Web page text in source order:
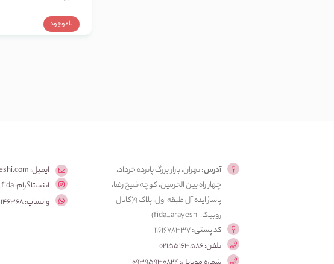
ناموجود
آدرس:تهران، بازار بزرگ پانزده خرداد،
چهار راه بین الحرمین، کوچه شیخ رضا،
پاساژ ایده آل طبقه اول، پلاک ۹(کانال
روبیکا: fida_arayeshi)
کد پستی:1161678337
تلفن: 02155163586
ایمیل: shop@fidaarayeshi.com
اینستاگرام: arayeshi_fida
واتساپ: 09333146368